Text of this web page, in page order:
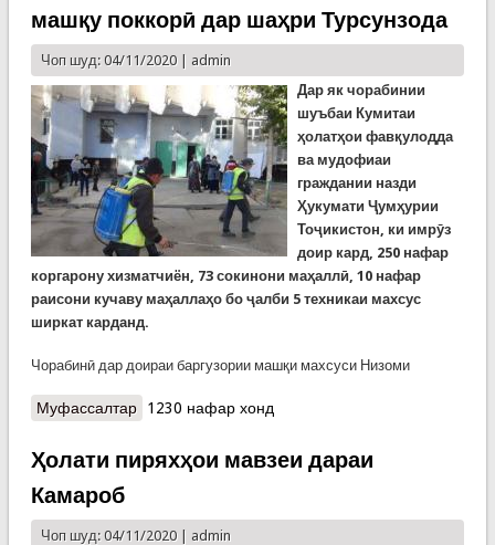
машқу поккорӣ дар шаҳри Турсунзода
Чоп шуд: 04/11/2020 | admin
Дар як чорабинии
шуъбаи Кумитаи
ҳолатҳои фавқулодда
ва мудофиаи
граждании назди
Ҳукумати Ҷумҳурии
Тоҷикистон, ки имрӯз
доир кард, 250 нафар
коргарону хизматчиён, 73 сокинони маҳаллӣ, 10 нафар
раисони кучаву маҳаллаҳо бо ҷалби 5 техникаи махсус
ширкат карданд.
Чорабинӣ дар доираи баргузории машқи махсуси Низоми
Муфассалтаро Ҳам тамрин ва ҳам ободонӣ. Як рӯзи машқу
1230 нафар хонд
Ҳолати пиряхҳои мавзеи дараи
Камароб
Чоп шуд: 04/11/2020 | admin